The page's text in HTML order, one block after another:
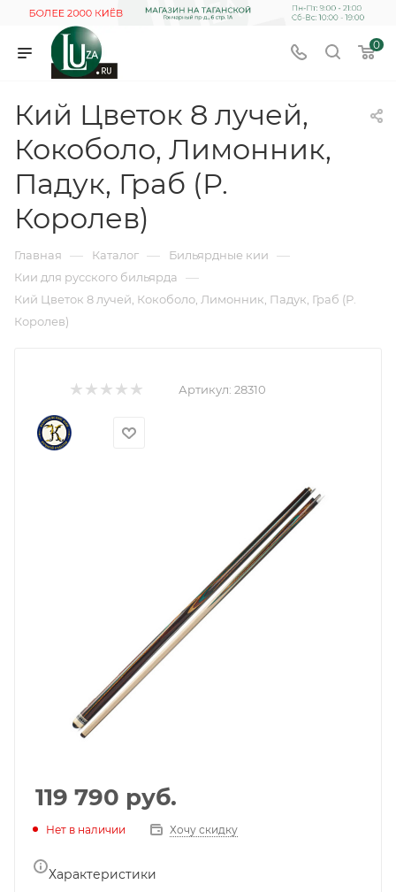
0
Кий Цветок 8 лучей,
Кокоболо, Лимонник,
Падук, Граб (Р.
Королев)
Главная — Каталог — Бильярдные кии —
Кии для русского бильярда —
Кий Цветок 8 лучей, Кокоболо, Лимонник, Падук, Граб (Р.
Королев)
Артикул: 28310
119 790 руб.
Нет в наличии Хочу скидку
Характеристики